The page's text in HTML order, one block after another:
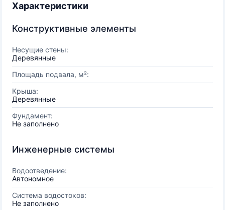
Характеристики
Конструктивные элементы
Несущие стены:
Деревянные
Площадь подвала, м²:
Крыша:
Деревянные
Фундамент:
Не заполнено
Инженерные системы
Водоотведение:
Автономное
Система водостоков:
Не заполнено